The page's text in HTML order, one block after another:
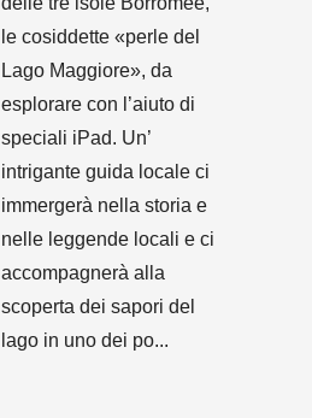
le cosiddette «perle del
Lago Maggiore», da
esplorare con l’aiuto di
speciali iPad. Un’
intrigante guida locale ci
immergerà nella storia e
nelle leggende locali e ci
accompagnerà alla
scoperta dei sapori del
lago in uno dei po...